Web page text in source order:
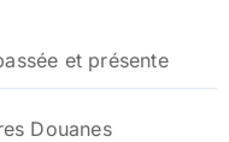
et présente
Douanes